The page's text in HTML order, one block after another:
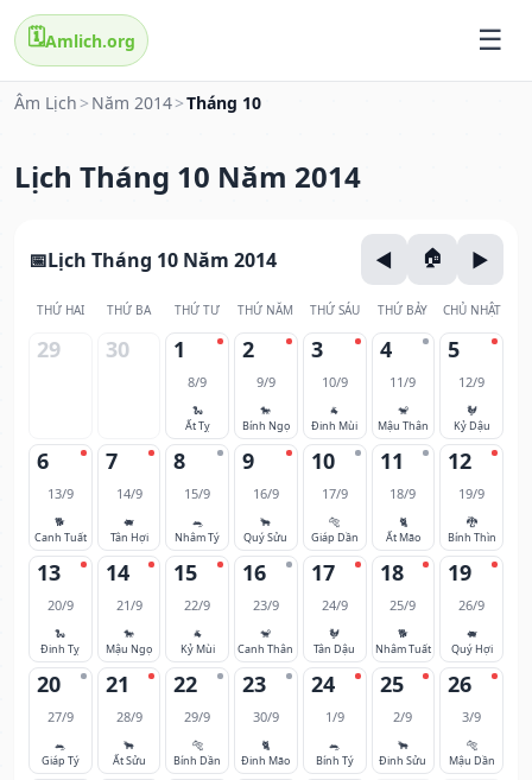
🗓️Amlich.org
Âm Lịch > Năm 2014>Tháng 10
Lịch Tháng 10 Năm 2014
Lịch Tháng 10 Năm 2014
THỨ HAI THỨ BA THỨ TƯ THỨ NĂM THỨ SÁU THỨ BẢY CHỦ NHẬT
29 30 1
8/9
🐍
Ất Tỵ
2
9/9
🐎
Bính Ngọ
3
10/9
🐐
Đinh Mùi
4
11/9
🐒
Mậu Thân
5
12/9
🐓
Kỷ Dậu
6
13/9
🐕
Canh Tuất
7
14/9
🐖
Tân Hợi
8
15/9
🐀
Nhâm Tý
9
16/9
🐂
Quý Sửu
10
17/9
🐅
Giáp Dần
11
18/9
🐈
Ất Mão
12
19/9
🐉
Bính Thìn
13
20/9
🐍
Đinh Tỵ
14
21/9
🐎
Mậu Ngọ
15
22/9
🐐
Kỷ Mùi
16
23/9
🐒
Canh Thân
17
24/9
🐓
Tân Dậu
18
25/9
🐕
Nhâm Tuất
19
26/9
🐖
Quý Hợi
20
27/9
🐀
Giáp Tý
21
28/9
🐂
Ất Sửu
22
29/9
🐅
Bính Dần
23
30/9
🐈
Đinh Mão
24
1/9
🐀
Bính Tý
25
2/9
🐂
Đinh Sửu
26
3/9
🐅
Mậu Dần